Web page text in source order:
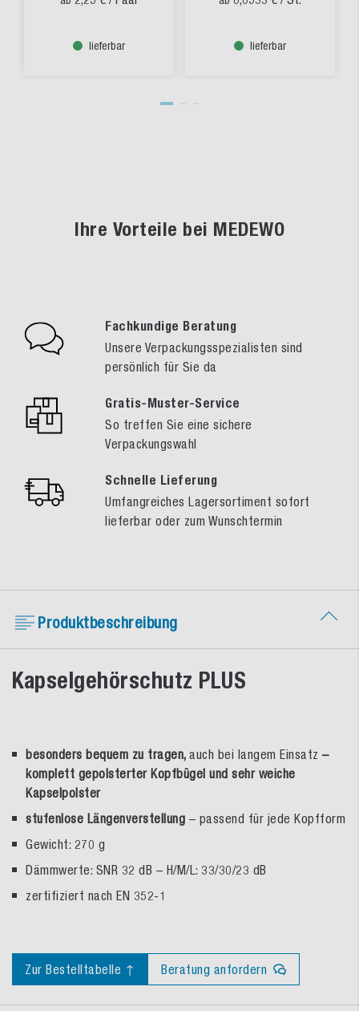
lieferbar lieferbar
Ihre Vorteile bei MEDEWO
Fachkundige Beratung
Unsere Verpackungsspezialisten sind
persönlich für Sie da
Gratis-Muster-Service
So treffen Sie eine sichere
Verpackungswahl
Schnelle Lieferung
Umfangreiches Lagersortiment sofort
lieferbar oder zum Wunschtermin
Produktbeschreibung
Kapselgehörschutz PLUS
besonders bequem zu tragen, auch bei langem Einsatz –
komplett gepolsterter Kopfbügel und sehr weiche
Kapselpolster
stufenlose Längenverstellung – passend für jede Kopfform
Gewicht: 270 g
Dämmwerte: SNR 32 dB – H/M/L: 33/30/23 dB
zertifiziert nach EN 352-1
Zur Bestelltabelle ↑ Beratung anfordern